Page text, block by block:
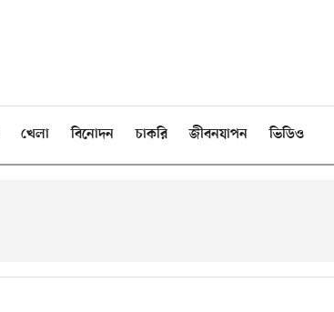
খেলা বিনোদন চাকরি জীবনযাপন ভিডিও